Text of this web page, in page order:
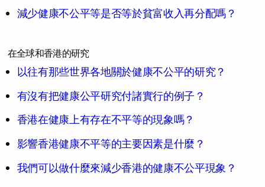
減少健康不公平等是否等於貧富收入再分配嗎？
在全球和香港的研究
以往有那些世界各地關於健康不公平的研究？
有沒有把健康公平研究付諸實行的例子？
香港在健康上有存在不平等的現象嗎？
影響香港健康不平等的主要因素是什麼？
我們可以做什麼來減少香港的健康不公平現象？